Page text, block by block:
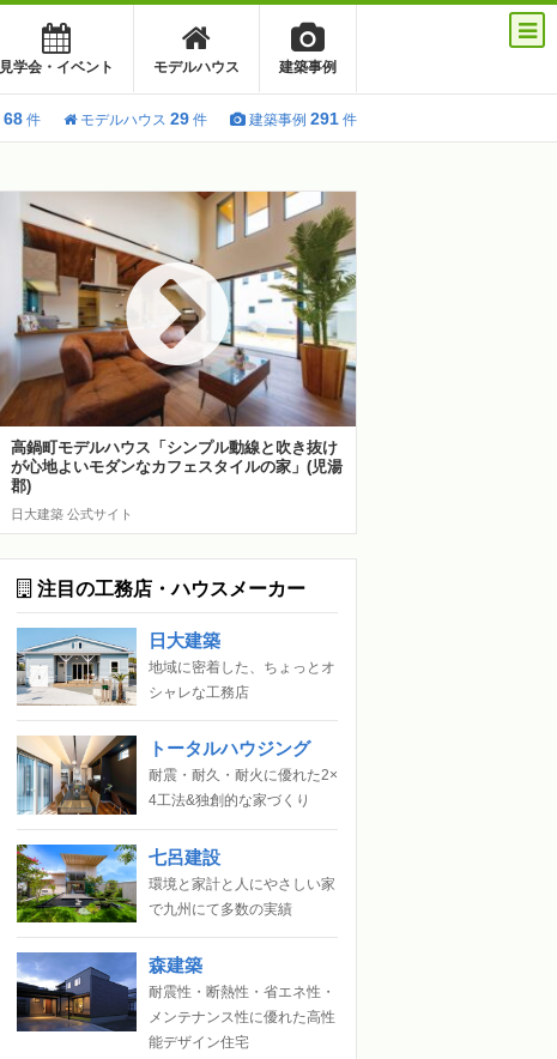
見学会・イベント モデルハウス 建築事例
68 件 モデルハウス 29 件 建築事例 291 件
高鍋町モデルハウス「シンプル動線と吹き抜け
が心地よいモダンなカフェスタイルの家」(児湯
郡)
日大建築 公式サイト
注目の工務店・ハウスメーカー
日大建築
地域に密着した、ちょっとオ
シャレな工務店
トータルハウジング
耐震・耐久・耐火に優れた2×
4工法&独創的な家づくり
七呂建設
環境と家計と人にやさしい家
で九州にて多数の実績
森建築
耐震性・断熱性・省エネ性・
メンテナンス性に優れた高性
能デザイン住宅